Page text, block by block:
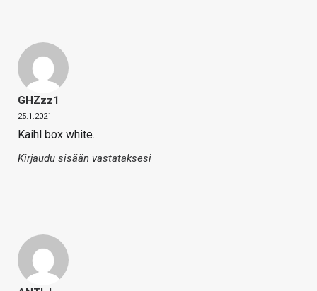
GHZzz1
25.1.2021
Kaihl box white.
Kirjaudu sisään vastataksesi